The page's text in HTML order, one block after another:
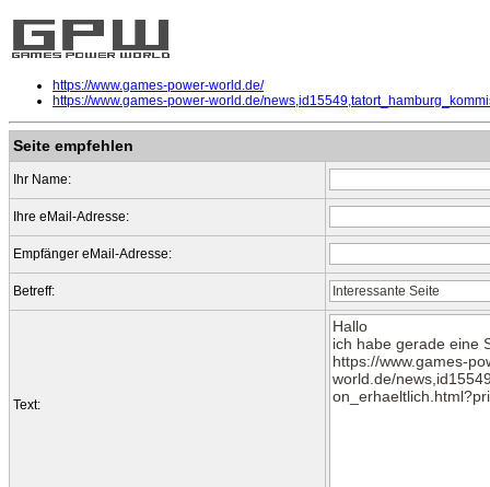
https://www.games-power-world.de/
https://www.games-power-world.de/
Seite empfehlen
Ihr Name:
Ihre eMail-Adresse:
Empfänger eMail-Adresse:
Betreff:
Text: